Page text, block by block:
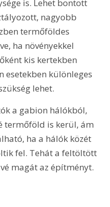
is. Lehet bontott
nagyobb
termőföldes
ha növényekkel
kis kertekben
esetekben különleges
lehet.
a gabion hálókból,
termőföld is kerül, ám
ha a hálók közét
fel. Tehát a feltöltött
magát az építményt.